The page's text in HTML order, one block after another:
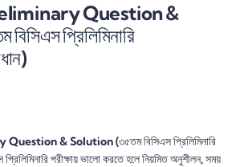
Question &
প্রিলিমিনারি
& Solution (৩৫তম বিসিএস প্রিলিমিনারি
পরীক্ষায় ভালো করতে হলে নিয়মিত অনুশীলন, সময়